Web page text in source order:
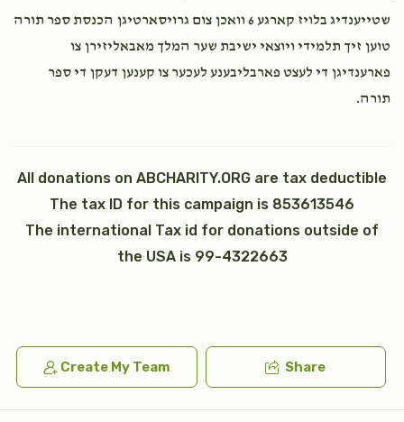
קרח פנחס
כי תבא
$1,800.00
נצבים (פרשת התשובה)
$2,600.00
וילך וזאת הברכה (ברכת משה רבינו)
שטייענדיג בלויז קארגע 6 וואכן צום גרויסארטיגן הכנסת ספר תורה
טוען זיך תלמידי ויוצאי ישיבת שער המלך מאבאליזירן צו
פארענדיגן די לעצט פארבליבענע לעכער צו קענען דעקן די ספר
תורה.
All donations on ABCHARITY.ORG are tax deductible
The tax ID for this campaign is 853613546
The international Tax id for donations outside of
the USA is 99-4322663
Create My Team Share